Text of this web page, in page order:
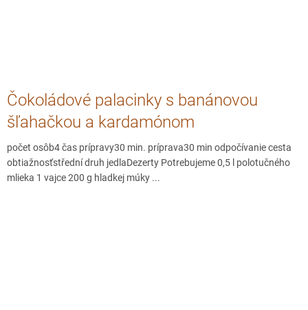
Čokoládové palacinky s banánovou
šľahačkou a kardamónom
počet osôb4 čas prípravy30 min. príprava30 min odpočívanie cesta
obtiažnosťstřední druh jedlaDezerty Potrebujeme 0,5 l polotučného
mlieka 1 vajce 200 g hladkej múky ...